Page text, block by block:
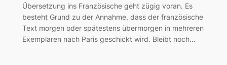
Übersetzung ins Französische geht zügig voran. Es
besteht Grund zu der Annahme, dass der französische
Text morgen oder spätestens übermorgen in mehreren
Exemplaren nach Paris geschickt wird. Bleibt noch…